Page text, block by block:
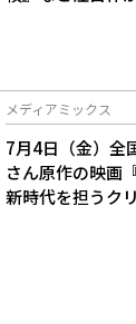
メディアミックス
7月4日（金）
さん原作の映画
新時代を担うク